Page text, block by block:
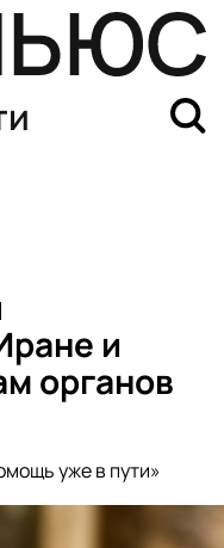
и
органов
уже в пути»
смертной